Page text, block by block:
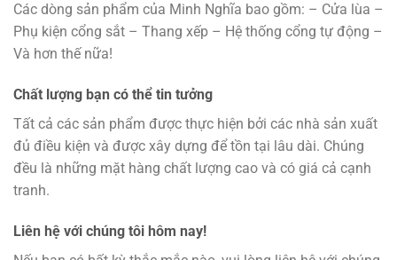
Các dòng sản phẩm của Minh Nghĩa bao gồm: – Cửa lùa –
Phụ kiện cổng sắt – Thang xếp – Hệ thống cổng tự động –
Và hơn thế nữa!
Chất lượng bạn có thể tin tưởng
Tất cả các sản phẩm được thực hiện bởi các nhà sản xuất
đủ điều kiện và được xây dựng để tồn tại lâu dài. Chúng
đều là những mặt hàng chất lượng cao và có giá cả cạnh
tranh.
Liên hệ với chúng tôi hôm nay!